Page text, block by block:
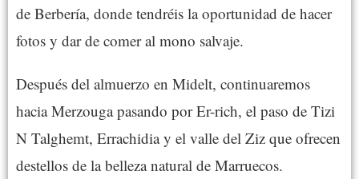
de Berbería, donde tendréis la oportunidad de hacer
fotos y dar de comer al mono salvaje.
Después del almuerzo en Midelt, continuaremos
hacia Merzouga pasando por Er-rich, el paso de Tizi
N Talghemt, Errachidia y el valle del Ziz que ofrecen
destellos de la belleza natural de Marruecos.